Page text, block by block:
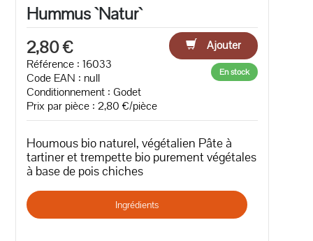
Hummus `Natur`
2,80 €
Ajouter
Référence : 16033
Code EAN : null
Conditionnement : Godet
Prix par pièce : 2,80 €/pièce
En stock
Houmous bio naturel, végétalien Pâte à
tartiner et trempette bio purement végétales
à base de pois chiches
Ingrédients